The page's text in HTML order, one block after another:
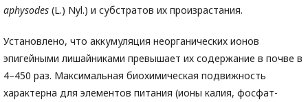
aphysodes (L.) Nyl.) и субстратов их произрастания.
Установлено, что аккумуляция неорганических ионов
эпигейными лишайниками превышает их содержание в почве в
4–450 раз. Максимальная биохимическая подвижность
характерна для элементов питания (ионы калия, фосфат-